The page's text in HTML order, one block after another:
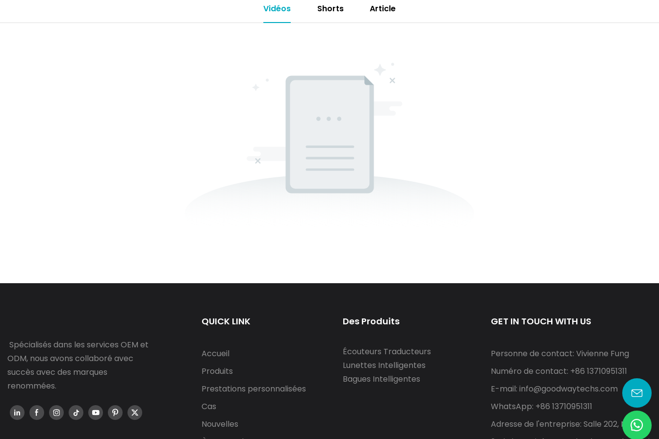
Vidéos Shorts Article
Spécialisés dans les services OEM et
ODM, nous avons collaboré avec
succès avec des marques
renommées.
QUICK LINK
Accueil
Produits
Prestations personnalisées
Cas
Nouvelles
Des Produits
Écouteurs Traducteurs
Lunettes Intelligentes
Bagues Intelligentes
GET IN TOUCH WITH US
Personne de contact: Vivienne Fung
Numéro de contact: +86 13710951311
E-mail: info@goodwaytechs.com
WhatsApp: +86 13710951311
Adresse de l'entreprise: Salle 202, North A,